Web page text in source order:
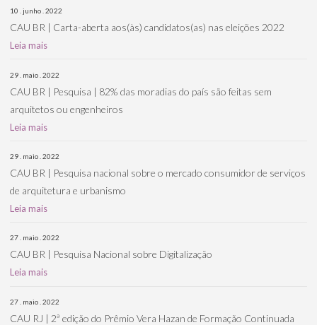
10 . junho . 2022
CAU BR | Carta-aberta aos(às) candidatos(as) nas eleições 2022
Leia mais
29 . maio . 2022
CAU BR | Pesquisa | 82% das moradias do país são feitas sem
arquitetos ou engenheiros
Leia mais
29 . maio . 2022
CAU BR | Pesquisa nacional sobre o mercado consumidor de serviços
de arquitetura e urbanismo
Leia mais
27 . maio . 2022
CAU BR | Pesquisa Nacional sobre Digitalização
Leia mais
27 . maio . 2022
CAU RJ | 2ª edição do Prêmio Vera Hazan de Formação Continuada